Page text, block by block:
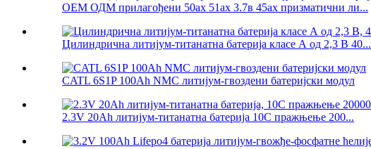
ОЕМ ОДМ прилагођени 50ах 51ах 3.7в 45ах призматични ли...
Цилиндрична литијум-титанатна батерија класе А од 2,3 В 40...
CATL 6S1P 100Ah NMC литијум-гвоздени батеријски модул
2.3V 20Ah литијум-титанатна батерија 10C пражњење 200...